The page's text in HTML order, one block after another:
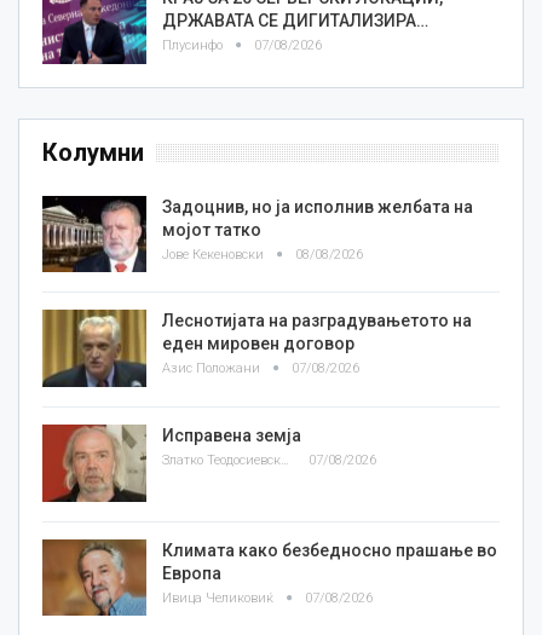
ДРЖАВАТА СЕ ДИГИТАЛИЗИРА…
Плусинфо 07/08/2026
Колумни
Задоцнив, но ја исполнив желбата на
мојот татко
Јове Кекеновски 08/08/2026
Леснотијата на разградувањетото на
еден мировен договор
Азис Положани 07/08/2026
Исправена земја
Златко Теодосиевски 07/08/2026
Климата како безбедносно прашање во
Европа
Ивица Челиковиќ 07/08/2026